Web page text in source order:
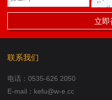
联系我们
电话： 0535-626 2050
E-mail：kefu@w-e.cc